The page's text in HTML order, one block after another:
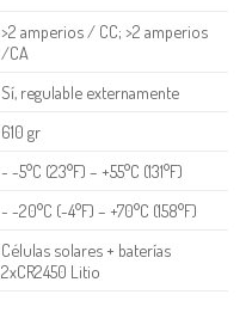
>2 amperios / CC; >2 amperios
/CA
Sí, regulable externamente
610 gr
~ -5°C (23°F) – +55°C (131°F)
~ -20°C (-4°F) – +70°C (158°F)
Células solares + baterías
2xCR2450 Litio